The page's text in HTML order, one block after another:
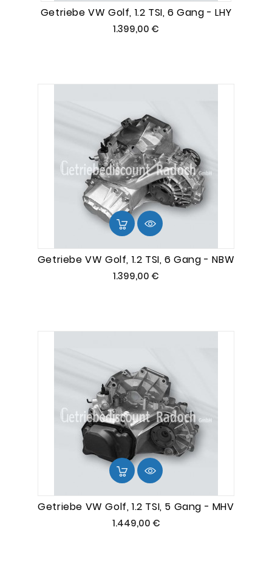
Getriebe VW Golf, 1.2 TSI, 6 Gang - LHY
1.399,00 €
Getriebe VW Golf, 1.2 TSI, 6 Gang - NBW
1.399,00 €
Getriebe VW Golf, 1.2 TSI, 5 Gang - MHV
1.449,00 €Preis